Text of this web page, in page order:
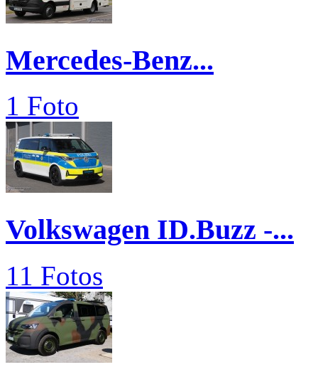
Mercedes-Benz...
1 Foto
Volkswagen ID.Buzz -...
11 Fotos